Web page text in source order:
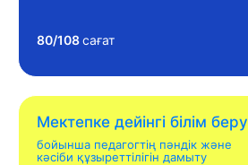
80/108сағат
Мектепке дейінгі білім беру
бойынша педагогтің пәндік және
кәсіби құзыреттілігін дамыту